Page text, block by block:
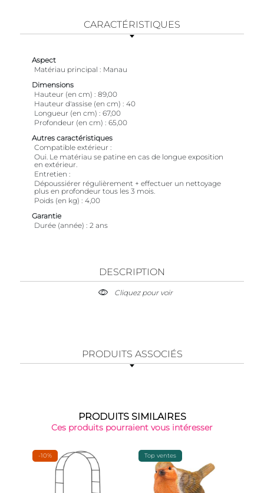
CARACTÉRISTIQUES
Aspect
Matériau principal
Manau
Dimensions
Hauteur (en cm)
89,00
Hauteur d'assise (en cm)
40
Longueur (en cm)
67,00
Profondeur (en cm)
65,00
Autres caractéristiques
Compatible extérieur
Oui. Le matériau se patine en cas de longue exposition
en extérieur.
Entretien
Dépoussiérer régulièrement + effectuer un nettoyage
plus en profondeur tous les 3 mois.
Poids (en kg)
4,00
Garantie
Durée (année)
2 ans
DESCRIPTION
Cliquez pour voir
PRODUITS ASSOCIÉS
PRODUITS SIMILAIRES
Ces produits pourraient vous intéresser
-10% Top ventes